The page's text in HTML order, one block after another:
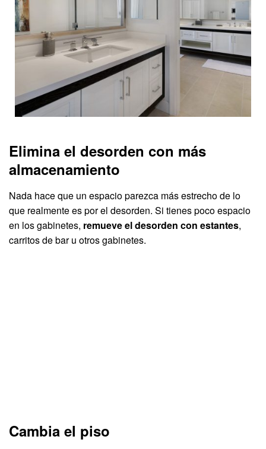
Elimina el desorden con más
almacenamiento
Nada hace que un espacio parezca más estrecho de lo
que realmente es por el desorden. Si tienes poco espacio
en los gabinetes, remueve el desorden con estantes,
carritos de bar u otros gabinetes.
Cambia el piso